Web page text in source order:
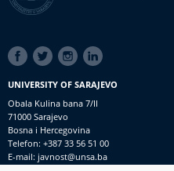
SOCIAL
LINKS
UNIVERSITY OF SARAJEVO
Obala Kulina bana 7/II
71000 Sarajevo
Bosna i Hercegovina
Telefon: +387 33 56 51 00
E-mail: javnost@unsa.ba